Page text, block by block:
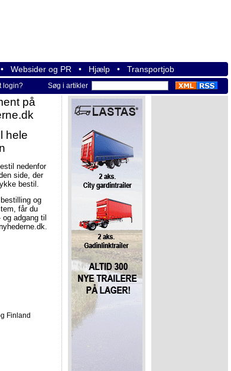
Websider og PR • Hjælp • Transportjob
login? Søg i artikler
på
hele
nedenfor
side, der
bestil.
og
får du
adgang til
Finland